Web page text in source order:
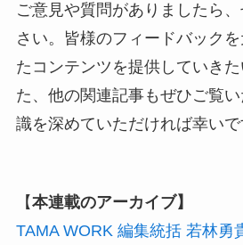
ご意見や質問がありましたら
さい。皆様のフィードバック
たコンテンツを提供していき
た、他の関連記事もぜひご覧
識を深めていただければ幸いで
【本連載のアーカイブ】
TAMA WORK 編集統括 若林勇